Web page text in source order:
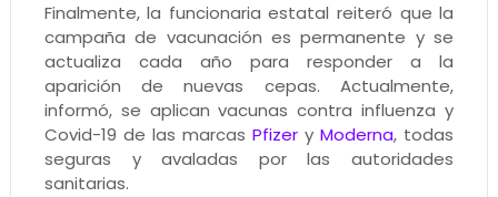
Finalmente, la funcionaria estatal reiteró que la
campaña de vacunación es permanente y se
actualiza cada año para responder a la
aparición de nuevas cepas. Actualmente,
informó, se aplican vacunas contra influenza y
Covid-19 de las marcas Pfizer yModerna, todas
seguras y avaladas por las autoridades
sanitarias.